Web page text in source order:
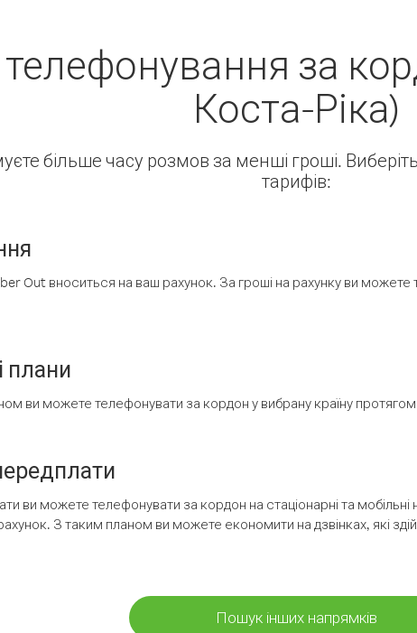
за
Коста-Ріка)
більше часу розмов за менші гроші.
тарифів:
Out вноситься на ваш рахунок. За гроші на рахунку ви можете
плани
ви можете телефонувати за кордон у вибрану країну
ви можете телефонувати за кордон на стаціонарні та
З таким планом ви можете економити на дзвінках, які
Пошук інших напрямків